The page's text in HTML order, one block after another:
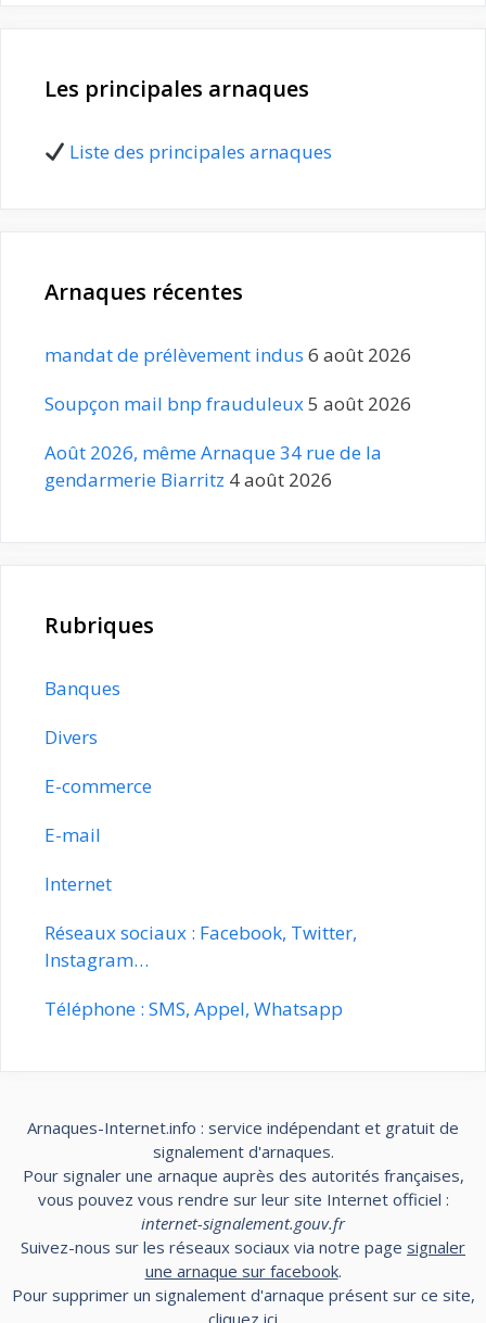
Les principales arnaques
Liste des principales arnaques
Arnaques récentes
mandat de prélèvement indus 6 août 2026
Soupçon mail bnp frauduleux5 août 2026
Août 2026, même Arnaque 34 rue de la
gendarmerie Biarritz 4 août 2026
Rubriques
Banques
Divers
E-commerce
E-mail
Internet
Réseaux sociaux : Facebook, Twitter,
Instagram…
Téléphone : SMS, Appel, Whatsapp
Arnaques-Internet.info : service indépendant et gratuit de
signalement d'arnaques.
Pour signaler une arnaque auprès des autorités françaises,
vous pouvez vous rendre sur leur site Internet officiel :
internet-signalement.gouv.fr
Suivez-nous sur les réseaux sociaux via notre page signaler
une arnaque sur facebook.
Pour supprimer un signalement d'arnaque présent sur ce site,
cliquez ici